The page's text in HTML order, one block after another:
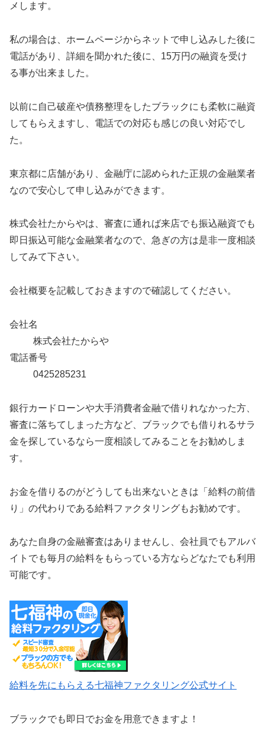
メします。
私の場合は、ホームページからネットで申し込みした後に
電話があり、詳細を聞かれた後に、15万円の融資を受け
る事が出来ました。
以前に自己破産や債務整理をしたブラックにも柔軟に融資
してもらえますし、電話での対応も感じの良い対応でし
た。
東京都に店舗があり、金融庁に認められた正規の金融業者
なので安心して申し込みができます。
株式会社たからやは、審査に通れば来店でも振込融資でも
即日振込可能な金融業者なので、急ぎの方は是非一度相談
してみて下さい。
会社概要を記載しておきますので確認してください。
会社名
株式会社たからや
電話番号
0425285231
銀行カードローンや大手消費者金融で借りれなかった方、
審査に落ちてしまった方など、ブラックでも借りれるサラ
金を探しているなら一度相談してみることをお勧めしま
す。
お金を借りるのがどうしても出来ないときは「給料の前借
り」の代わりである給料ファクタリングもお勧めです。
あなた自身の金融審査はありませんし、会社員でもアルバ
イトでも毎月の給料をもらっている方ならどなたでも利用
可能です。
給料を先にもらえる七福神ファクタリング公式サイト
ブラックでも即日でお金を用意できますよ！